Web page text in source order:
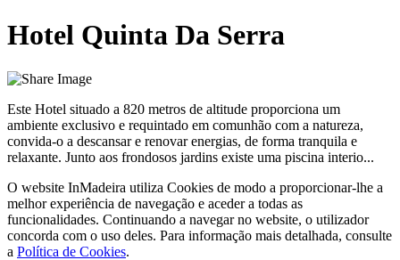
Hotel Quinta Da Serra
Este Hotel situado a 820 metros de altitude proporciona um
ambiente exclusivo e requintado em comunhão com a natureza,
convida-o a descansar e renovar energias, de forma tranquila e
relaxante. Junto aos frondosos jardins existe uma piscina interio...
O website InMadeira utiliza Cookies de modo a proporcionar-lhe a
melhor experiência de navegação e aceder a todas as
funcionalidades. Continuando a navegar no website, o utilizador
concorda com o uso deles. Para informação mais detalhada, consulte
a Política de Cookies.